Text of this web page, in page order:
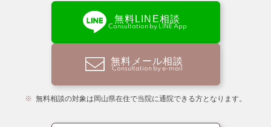
無料LINE相談
Consultation by LINE App
無料メール相談
Consultation by e-mail
無料相談の対象は岡山県在住で当院に通院できる方となります。